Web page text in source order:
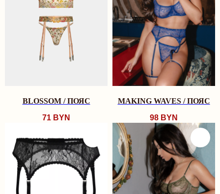
BLOSSOM / ПОЯС
71 BYN
MAKING WAVES / ПОЯС
98 BYN